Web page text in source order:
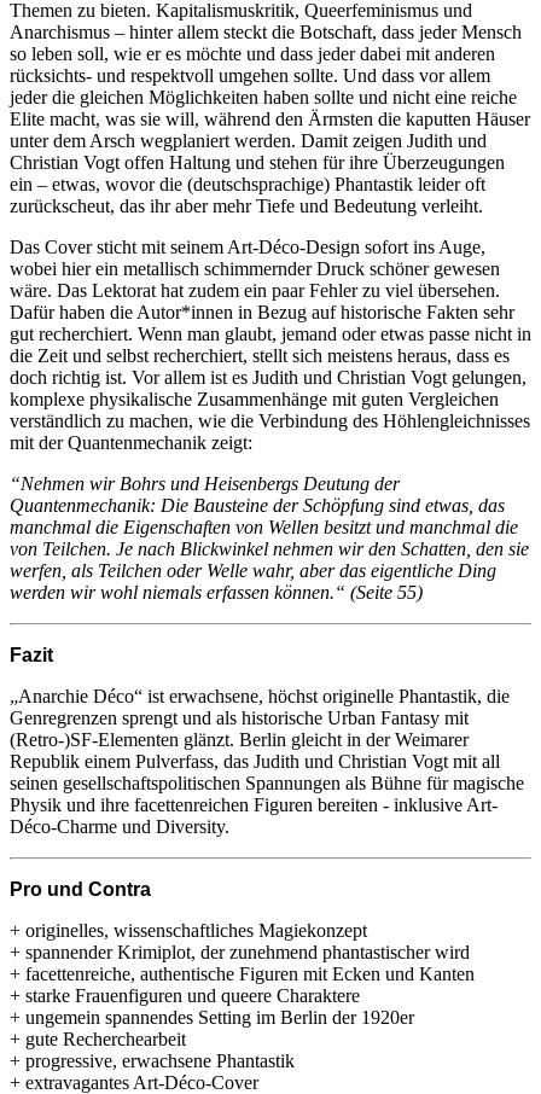
Themen zu bieten. Kapitalismuskritik, Queerfeminismus und
Anarchismus – hinter allem steckt die Botschaft, dass jeder Mensch
so leben soll, wie er es möchte und dass jeder dabei mit anderen
rücksichts- und respektvoll umgehen sollte. Und dass vor allem
jeder die gleichen Möglichkeiten haben sollte und nicht eine reiche
Elite macht, was sie will, während den Ärmsten die kaputten Häuser
unter dem Arsch wegplaniert werden. Damit zeigen Judith und
Christian Vogt offen Haltung und stehen für ihre Überzeugungen
ein – etwas, wovor die (deutschsprachige) Phantastik leider oft
zurückscheut, das ihr aber mehr Tiefe und Bedeutung verleiht.
Das Cover sticht mit seinem Art-Déco-Design sofort ins Auge,
wobei hier ein metallisch schimmernder Druck schöner gewesen
wäre. Das Lektorat hat zudem ein paar Fehler zu viel übersehen.
Dafür haben die Autor*innen in Bezug auf historische Fakten sehr
gut recherchiert. Wenn man glaubt, jemand oder etwas passe nicht in
die Zeit und selbst recherchiert, stellt sich meistens heraus, dass es
doch richtig ist. Vor allem ist es Judith und Christian Vogt gelungen,
komplexe physikalische Zusammenhänge mit guten Vergleichen
verständlich zu machen, wie die Verbindung des Höhlengleichnisses
mit der Quantenmechanik zeigt:
“Nehmen wir Bohrs und Heisenbergs Deutung der
Quantenmechanik: Die Bausteine der Schöpfung sind etwas, das
manchmal die Eigenschaften von Wellen besitzt und manchmal die
von Teilchen. Je nach Blickwinkel nehmen wir den Schatten, den sie
werfen, als Teilchen oder Welle wahr, aber das eigentliche Ding
werden wir wohl niemals erfassen können.“ (Seite 55)
Fazit
„Anarchie Déco“ ist erwachsene, höchst originelle Phantastik, die
Genregrenzen sprengt und als historische Urban Fantasy mit
(Retro-)SF-Elementen glänzt. Berlin gleicht in der Weimarer
Republik einem Pulverfass, das Judith und Christian Vogt mit all
seinen gesellschaftspolitischen Spannungen als Bühne für magische
Physik und ihre facettenreichen Figuren bereiten - inklusive Art-
Déco-Charme und Diversity.
Pro und Contra
+ originelles, wissenschaftliches Magiekonzept
+ spannender Krimiplot, der zunehmend phantastischer wird
+ facettenreiche, authentische Figuren mit Ecken und Kanten
+ starke Frauenfiguren und queere Charaktere
+ ungemein spannendes Setting im Berlin der 1920er
+ gute Recherchearbeit
+ progressive, erwachsene Phantastik
+ extravagantes Art-Déco-Cover